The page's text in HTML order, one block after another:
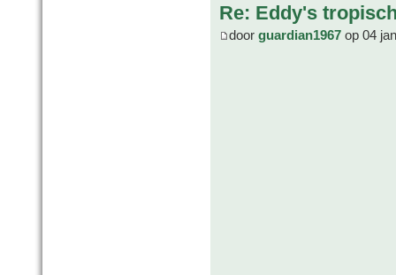
Re: Eddy's
door guardian1967 op 04